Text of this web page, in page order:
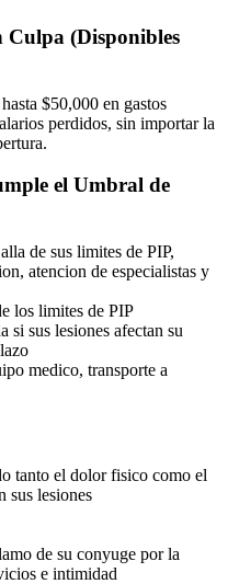
Culpa (Disponibles
$50,000 en gastos
perdidos, sin importar la
el Umbral de
de sus limites de PIP,
atencion de especialistas y
los limites de PIP
si sus lesiones afectan su
medico, transporte a
tanto el dolor fisico como el
sus lesiones
de su conyuge por la
e intimidad